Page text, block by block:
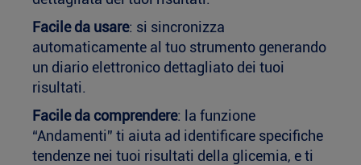
Facile da usare: si sincronizza
automaticamente al tuo strumento generando
un diario elettronico dettagliato dei tuoi
risultati.
Facile da comprendere: la funzione
“Andamenti” ti aiuta ad identificare specifiche
tendenze nei tuoi risultati della glicemia, e ti